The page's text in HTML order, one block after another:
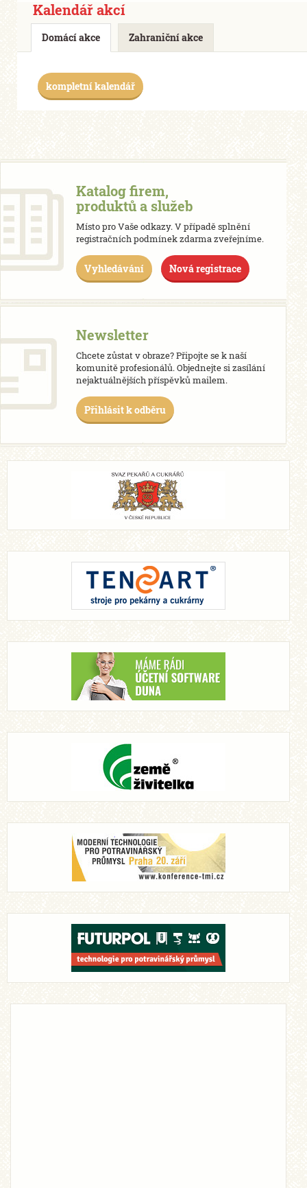
Kalendář akcí
Domácí akce Zahraniční akce
kompletní kalendář
Katalog firem,
produktů a služeb
Místo pro Vaše odkazy. V případě splnění
registračních podmínek zdarma zveřejníme.
Vyhledávání Nová registrace
Newsletter
Chcete zůstat v obraze? Připojte se k naší
komunitě profesionálů. Objednejte si zasílání
nejaktuálnějších příspěvků mailem.
Přihlásit k odběru